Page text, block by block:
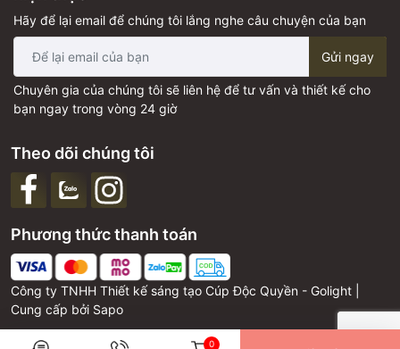
Hãy để lại email để chúng tôi lắng nghe câu chuyện của bạn
Gửi ngay
Chuyên gia của chúng tôi sẽ liên hệ để tư vấn và thiết kế cho
bạn ngay trong vòng 24 giờ
Công ty TNHH Thiết kế sáng tạo Cúp Độc Quyền - Golight |
Cung cấp bởi Sapo
Phương thức thanh toán
Theo dõi chúng tôi
0